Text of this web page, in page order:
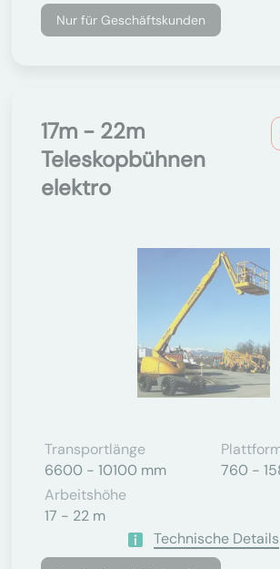
Nur für Geschäftskunden
17m - 22m
Teleskopbühnen
elektro
Transportlänge
6600 - 10100 mm
760 -
Arbeitshöhe
17 - 22 m
Technische Details